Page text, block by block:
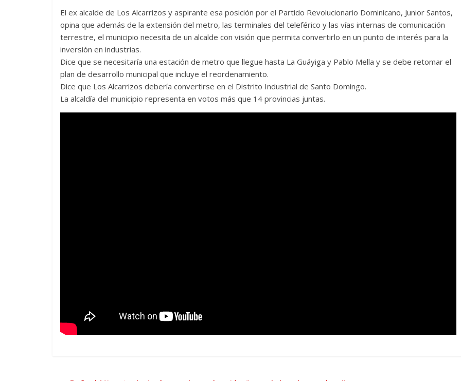
El ex alcalde de Los Alcarrizos y aspirante esa posición por el Partido Revolucionario Dominicano, Junior Santos,
opina que además de la extensión del metro, las terminales del teleférico y las vías internas de comunicación
terrestre, el municipio necesita de un alcalde con visión que permita convertirlo en un punto de interés para la
inversión en industrias.
Dice que se necesitaría una estación de metro que llegue hasta La Guáyiga y Pablo Mella y se debe retomar el
plan de desarrollo municipal que incluye el reordenamiento.
Dice que Los Alcarrizos debería convertirse en el Distrito Industrial de Santo Domingo.
La alcaldía del municipio representa en votos más que 14 provincias juntas.